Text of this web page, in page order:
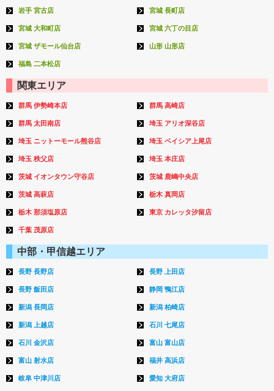
岩手 宮古店 宮城 長町店
宮城 大和町店 宮城 六丁の目店
宮城 ザモール仙台店 山形 山形店
福島 二本松店
関東エリア
群馬 伊勢崎本店 群馬 高崎店
群馬 太田南店 埼玉 アリオ深谷店
埼玉 ニットーモール熊谷店 埼玉 ベイシア上尾店
埼玉 秩父店 埼玉 本庄店
茨城 イオンタウン守谷店 茨城 鹿嶋中央店
茨城 高萩店 栃木 真岡店
栃木 那須塩原店 東京 カレッタ汐留店
千葉 茂原店
中部・甲信越エリア
長野 長野店 長野 上田店
長野 飯田店 静岡 鴨江店
新潟 長岡店 新潟 柏崎店
新潟 上越店 石川 七尾店
石川 金沢店 富山 富山店
富山 射水店 福井 高浜店
岐阜 中津川店 愛知 大府店